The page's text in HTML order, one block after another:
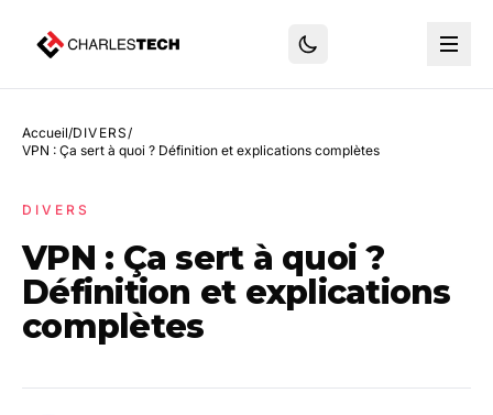
Accueil/DIVERS/
VPN : Ça sert à quoi ? Définition et explications complètes
DIVERS
VPN : Ça sert à quoi ?
Définition et explications
complètes